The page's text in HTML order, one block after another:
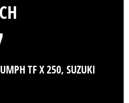
TF X 250, SUZUKI